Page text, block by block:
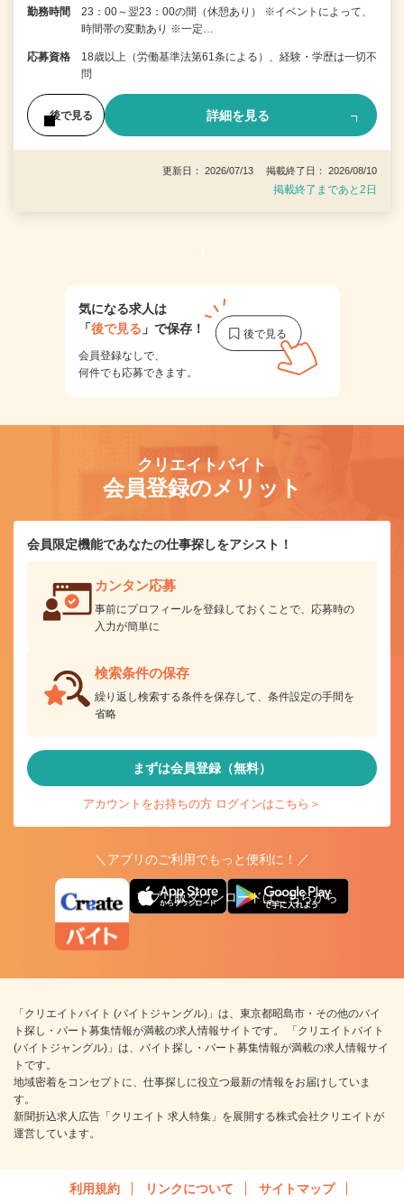
勤務時間
23：00～翌23：00の間（休憩あり） ※イベントによって、
時間帯の変動あり ※一定…
応募資格
18歳以上（労働基準法第61条による）、経験・学歴は一切不
問
後で見る 詳細を見る
更新日： 2026/07/13 掲載終了日： 2026/08/10
掲載終了まであと2日
1
気になる求人は
「後で見る 」で保存！
会員登録なしで、
何件でも応募できます。
クリエイトバイト
会員登録のメリット
会員限定機能であなたの仕事探しをアシスト！
カンタン応募
事前にプロフィールを登録しておくことで、応募時の
入力が簡単に
検索条件の保存
繰り返し検索する条件を保存して、条件設定の手間を
省略
まずは会員登録（無料）
アカウントをお持ちの方 ログインはこちら＞
＼アプリのご利用でもっと便利に！／
アプリ版ダウンロードはこちらから
「クリエイトバイト (バイトジャングル)」は、東京都昭島市・その他のバイ
ト探し・パート募集情報が満載の求人情報サイトです。 「クリエイトバイト
(バイトジャングル)」は、バイト探し・パート募集情報が満載の求人情報サイ
トです。
地域密着をコンセプトに、仕事探しに役立つ最新の情報をお届けしていま
す。
新聞折込求人広告「クリエイト 求人特集」を展開する株式会社クリエイトが
運営しています。
利用規約 リンクについて サイトマップ